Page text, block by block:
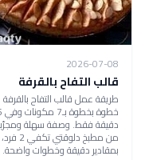
2026-07-08
قالب التفاح بالقرفة
طريقة عمل قالب التفاح بالقرفة
دقيقة فقط. وصفة سهلة
من مطبخ دلوقتي تكفي 2 فرد،
بمقادير دقيقة وخطوات واضحة.